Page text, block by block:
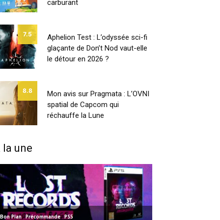
carburant
7.5
Aphelion Test : L’odyssée sci-fi
glaçante de Don’t Nod vaut-elle
le détour en 2026 ?
8.8
Mon avis sur Pragmata : L’OVNI
spatial de Capcom qui
réchauffe la Lune
la une